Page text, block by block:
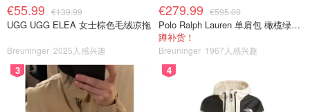
€55.99 €139.99
UGG UGG ELEA 女士棕色毛绒凉拖
Breuninger 2025人感兴趣
€279.99 €595.00
Polo Ralph Lauren 单肩包 橄榄绿金色
蹲补货！
Breuninger 1967人感兴趣
3 4